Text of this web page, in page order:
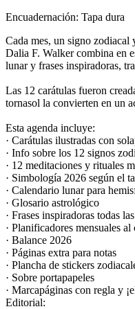
Encuadernación: Tapa dura
Cada mes, un signo zodiacal
Dalia F. Walker combina en
lunar y frases inspiradoras,
Las 12 carátulas fueron
tornasol la convierten en un
Esta agenda incluye:
· Carátulas ilustradas con
· Info sobre los 12 signos
· 12 meditaciones y rituales
· Simbología 2026 según el
· Calendario lunar para
· Glosario astrológico
· Frases inspiradoras todas
· Planificadores mensuales
· Balance 2026
· Páginas extra para notas
· Plancha de stickers
· Sobre portapapeles
· Marcapáginas con regla y
Editorial: